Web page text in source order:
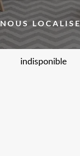
NOUS
indisponible